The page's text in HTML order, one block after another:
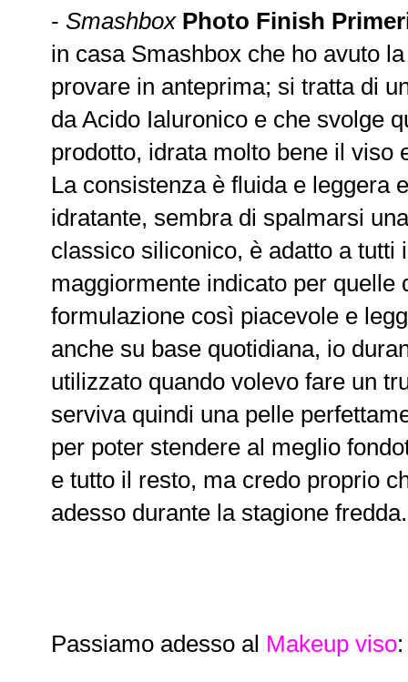
- Smashbox Photo Finish
in casa Smashbox che ho avuto
provare in anteprima; si tratta di
da Acido Ialuronico e che svolge
prodotto, idrata molto bene il viso
La consistenza è fluida e leggera
idratante, sembra di spalmarsi
classico siliconico, è adatto a tutti
maggiormente indicato per quelle
formulazione così piacevole e
anche su base quotidiana, io
utilizzato quando volevo fare un
serviva quindi una pelle
per poter stendere al meglio
e tutto il resto, ma credo proprio
adesso durante la stagione
Passiamo adesso al Makeup viso: